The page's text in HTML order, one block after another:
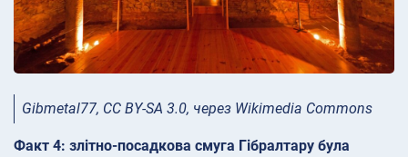
Gibmetal77, CC BY-SA 3.0, через Wikimedia Commons
Факт 4: злітно-посадкова смуга Гібралтару була